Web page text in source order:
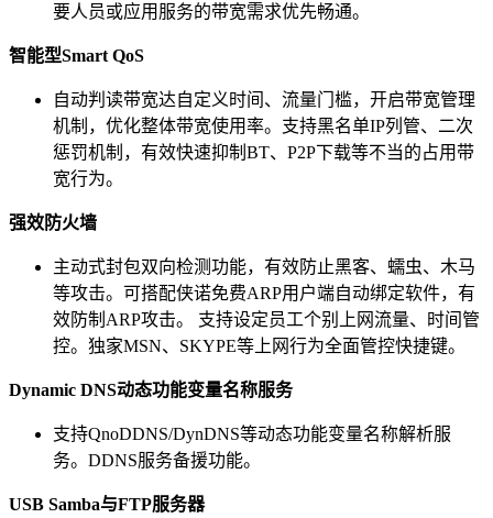
要人员或应用服务的带宽需求优先畅通。
智能型Smart QoS
自动判读带宽达自定义时间、流量门槛，开启带宽管理
机制，优化整体带宽使用率。支持黑名单IP列管、二次
惩罚机制，有效快速抑制BT、P2P下载等不当的占用带
宽行为。
强效防火墙
主动式封包双向检测功能，有效防止黑客、蠕虫、木马
等攻击。可搭配侠诺免费ARP用户端自动绑定软件，有
效防制ARP攻击。 支持设定员工个别上网流量、时间管
控。独家MSN、SKYPE等上网行为全面管控快捷键。
Dynamic DNS动态功能变量名称服务
支持QnoDDNS/DynDNS等动态功能变量名称解析服
务。DDNS服务备援功能。
USB Samba与FTP服务器